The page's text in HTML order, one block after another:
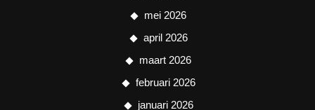
mei 2026
april 2026
maart 2026
februari 2026
januari 2026